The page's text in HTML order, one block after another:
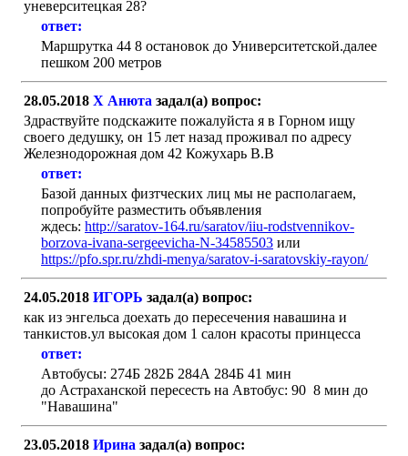
уневерситецкая 28?
ответ:
Маршрутка 44 8 остановок до Университетской.далее
пешком 200 метров
28.05.2018 X Анюта задал(а) вопрос:
Здраствуйте подскажите пожалуйста я в Горном ищу
своего дедушку, он 15 лет назад проживал по адресу
Железнодорожная дом 42 Кожухарь В.В
ответ:
Базой данных физтческих лиц мы не располагаем,
попробуйте разместить объявления
ждесь: http://saratov-164.ru/saratov/iiu-rodstvennikov-
borzova-ivana-sergeevicha-N-34585503 или
https://pfo.spr.ru/zhdi-menya/saratov-i-saratovskiy-rayon/
24.05.2018 ИГОРЬ задал(а) вопрос:
как из энгельса доехать до пересечения навашина и
танкистов.ул высокая дом 1 салон красоты принцесса
ответ:
Автобусы: 274Б 282Б 284А 284Б 41 мин
до Астраханской пересесть на Автобус: 90 8 мин до
"Навашина"
23.05.2018 Ирина задал(а) вопрос: